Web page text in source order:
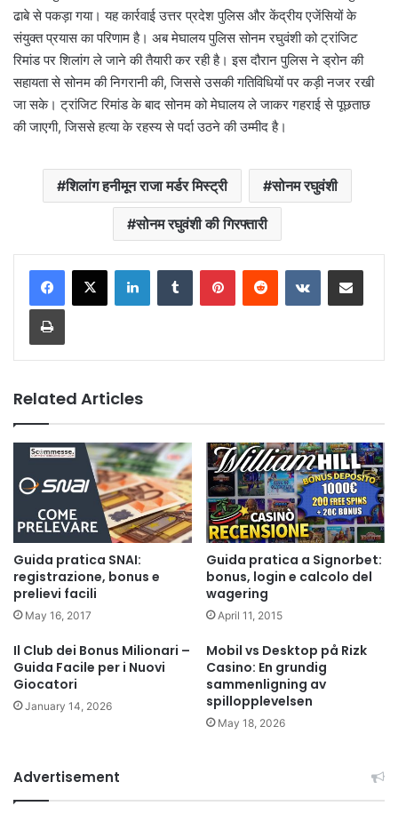
ढाबे से पकड़ा गया। यह कार्रवाई उत्तर प्रदेश पुलिस और केंद्रीय एजेंसियों के
संयुक्त प्रयास का परिणाम है। अब मेघालय पुलिस सोनम रघुवंशी को ट्रांजिट
रिमांड पर शिलांग ले जाने की तैयारी कर रही है। इस दौरान पुलिस ने ड्रोन की
सहायता से सोनम की निगरानी की, जिससे उसकी गतिविधियों पर कड़ी नजर रखी
जा सके। ट्रांजिट रिमांड के बाद सोनम को मेघालय ले जाकर गहराई से पूछताछ
की जाएगी, जिससे हत्या के रहस्य से पर्दा उठने की उम्मीद है।
शिलांग हनीमून राजा मर्डर मिस्ट्री सोनम रघुवंशी
सोनम रघुवंशी की गिरफ्तारी
LinkedInTumblr PinterestReddit VKontakteShare via Email
Print
Related Articles
Guida pratica SNAI:
registrazione, bonus e
prelievi facili
May 16, 2017
Guida pratica a Signorbet:
bonus, login e calcolo del
wagering
April 11, 2015
Il Club dei Bonus Milionari –
Guida Facile per i Nuovi
Giocatori
January 14, 2026
Mobil vs Desktop på Rizk
Casino: En grundig
sammenligning av
spillopplevelsen
May 18, 2026
Advertisement